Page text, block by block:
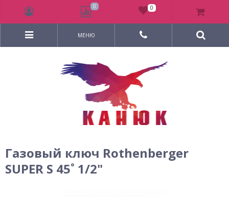
МЕНЮ
Газовый ключ Rothenberger
SUPER S 45˚ 1/2"
0 0